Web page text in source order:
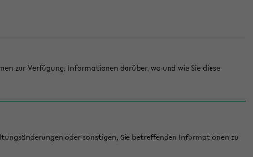
zur Verfügung. Informationen darüber, wo und wie Sie diese
oder sonstigen, Sie betreffenden Informationen zu